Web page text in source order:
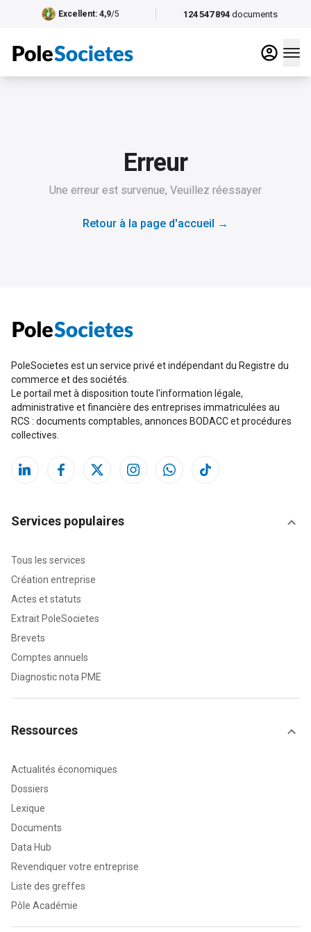
124 547 894 documents
Excellent: 4,9/5
Erreur
Une erreur est survenue, Veuillez réessayer
Retour à la page d'accueil →
PoleSocietes est un service privé et indépendant du Registre du
commerce et des sociétés.
Le portail met à disposition toute l'information légale,
administrative et financière des entreprises immatriculées au
RCS : documents comptables, annonces BODACC et procédures
collectives.
Services populaires
Tous les services
Création entreprise
Actes et statuts
Extrait PoleSocietes
Brevets
Comptes annuels
Diagnostic nota PME
Ressources
Actualités économiques
Dossiers
Lexique
Documents
Data Hub
Revendiquer votre entreprise
Liste des greffes
Pôle Académie